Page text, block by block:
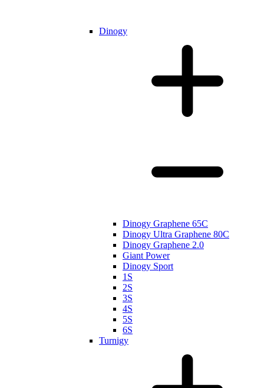
Dinogy
Dinogy Graphene 65C
Dinogy Ultra Graphene 80C
Dinogy Graphene 2.0
Giant Power
Dinogy Sport
1S
2S
3S
4S
5S
6S
Turnigy